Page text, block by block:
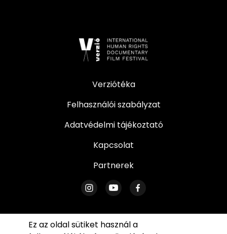
Ez az oldal sütiket használ a
Verziótéka
Felhasználói szabályzat
Adatvédelmi tájékoztató
Kapcsolat
Partnerek